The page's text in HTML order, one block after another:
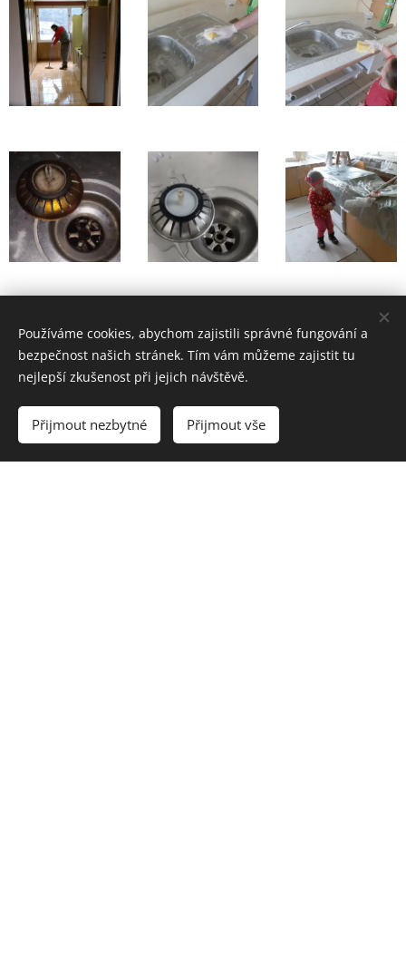
Používáme cookies, abychom zajistili správné fungování a
bezpečnost našich stránek. Tím vám můžeme zajistit tu
nejlepší zkušenost při jejich návštěvě.
Přijmout nezbytné Přijmout vše